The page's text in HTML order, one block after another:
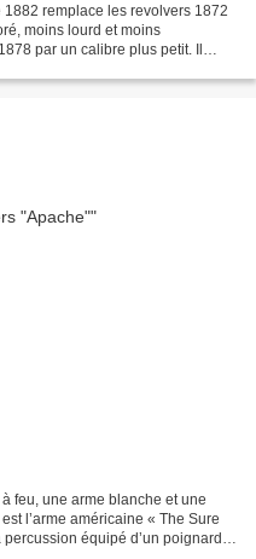
remplace les revolvers 1872
moins lourd et moins
par un calibre plus petit. Il
feu, une arme blanche et une
l’arme américaine « The Sure
équipé d’un poignard